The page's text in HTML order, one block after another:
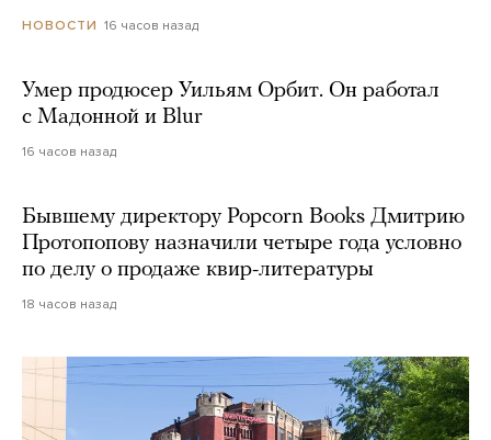
НОВОСТИ 16 часов назад
Умер продюсер Уильям Орбит. Он работал
с Мадонной и Blur
16 часов назад
Бывшему директору Popcorn Books Дмитрию
Протопопову назначили четыре года условно
по делу о продаже квир-литературы
18 часов назад